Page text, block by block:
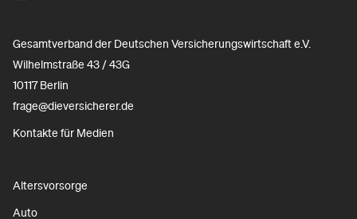
Gesamtverband der Deutschen Versicherungswirtschaft e.V.
Wilhelmstraße 43 / 43G
10117 Berlin
frage@dieversicherer.de
Kontakte für Medien
Altersvorsorge
Auto